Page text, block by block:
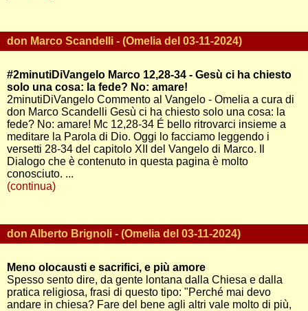
don Marco Scandelli - (Omelia del 03-11-2024)
#2minutiDiVangelo Marco 12,28-34 - Gesù ci ha chiesto
solo una cosa: la fede? No: amare!
2minutiDiVangelo Commento al Vangelo - Omelia a cura di
don Marco Scandelli Gesù ci ha chiesto solo una cosa: la
fede? No: amare! Mc 12,28-34 É bello ritrovarci insieme a
meditare la Parola di Dio. Oggi lo facciamo leggendo i
versetti 28-34 del capitolo XII del Vangelo di Marco. Il
Dialogo che è contenuto in questa pagina è molto
conosciuto. ...
(continua)
don Alberto Brignoli - (Omelia del 03-11-2024)
Meno olocausti e sacrifici, e più amore
Spesso sento dire, da gente lontana dalla Chiesa e dalla
pratica religiosa, frasi di questo tipo: "Perché mai devo
andare in chiesa? Fare del bene agli altri vale molto di più,